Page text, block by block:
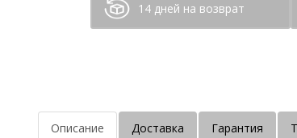
14 дней на возврат
Описание Доставка Гарантия